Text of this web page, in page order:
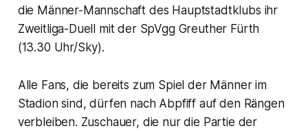
die Männer-Mannschaft des Hauptstadtklubs ihr
Zweitliga-Duell mit der SpVgg Greuther Fürth
(13.30 Uhr/Sky).
Alle Fans, die bereits zum Spiel der Männer im
Stadion sind, dürfen nach Abpfiff auf den Rängen
verbleiben. Zuschauer, die nur die Partie der